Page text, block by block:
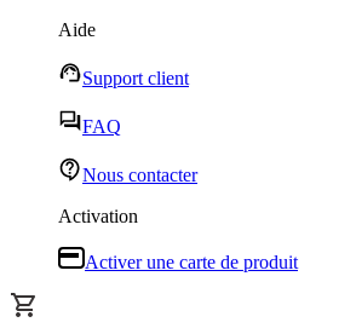
Aide
Support client
FAQ
Nous contacter
Activation
Activer une carte de produit